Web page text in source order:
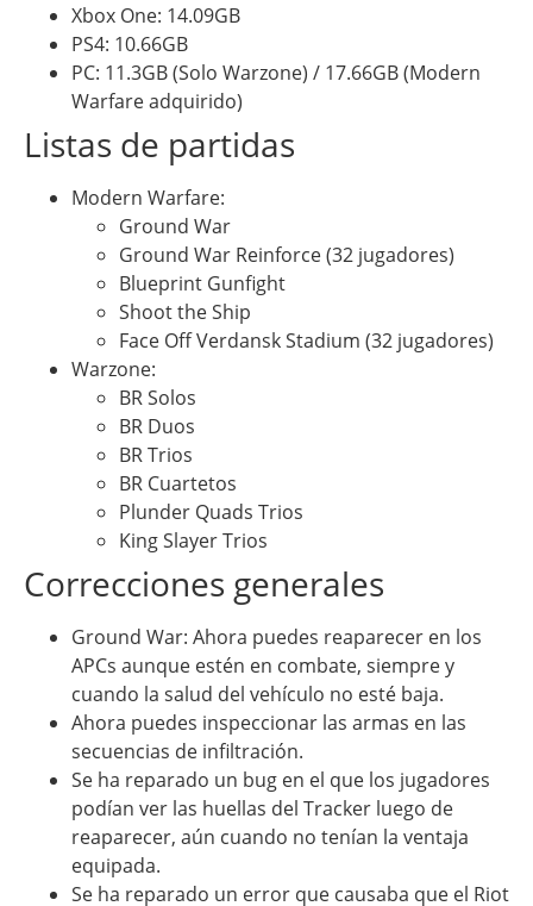
Xbox One: 14.09GB
PS4: 10.66GB
PC: 11.3GB (Solo Warzone) / 17.66GB (Modern
Warfare adquirido)
Listas de partidas
Modern Warfare:
Ground War
Ground War Reinforce (32 jugadores)
Blueprint Gunfight
Shoot the Ship
Face Off Verdansk Stadium (32 jugadores)
Warzone:
BR Solos
BR Duos
BR Trios
BR Cuartetos
Plunder Quads Trios
King Slayer Trios
Correcciones generales
Ground War: Ahora puedes reaparecer en los
APCs aunque estén en combate, siempre y
cuando la salud del vehículo no esté baja.
Ahora puedes inspeccionar las armas en las
secuencias de infiltración.
Se ha reparado un bug en el que los jugadores
podían ver las huellas del Tracker luego de
reaparecer, aún cuando no tenían la ventaja
equipada.
Se ha reparado un error que causaba que el Riot